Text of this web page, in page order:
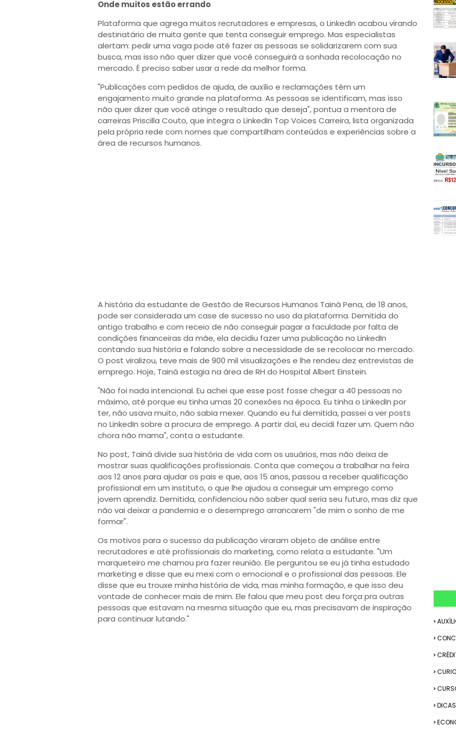
Onde muitos estão errando
Plataforma que agrega muitos recrutadores e empresas, o LinkedIn acabou virando
destinatário de muita gente que tenta conseguir emprego. Mas especialistas
alertam: pedir uma vaga pode até fazer as pessoas se solidarizarem com sua
busca, mas isso não quer dizer que você conseguirá a sonhada recolocação no
mercado. É preciso saber usar a rede da melhor forma.
"Publicações com pedidos de ajuda, de auxílio e reclamações têm um
engajamento muito grande na plataforma. As pessoas se identificam, mas isso
não quer dizer que você atinge o resultado que deseja", pontua a mentora de
carreiras Priscilla Couto, que integra o LinkedIn Top Voices Carreira, lista organizada
pela própria rede com nomes que compartilham conteúdos e experiências sobre a
área de recursos humanos.
A história da estudante de Gestão de Recursos Humanos Tainá Pena, de 18 anos,
pode ser considerada um case de sucesso no uso da plataforma. Demitida do
antigo trabalho e com receio de não conseguir pagar a faculdade por falta de
condições financeiras da mãe, ela decidiu fazer uma publicação no LinkedIn
contando sua história e falando sobre a necessidade de se recolocar no mercado.
O post viralizou, teve mais de 900 mil visualizações e lhe rendeu dez entrevistas de
emprego. Hoje, Tainá estagia na área de RH do Hospital Albert Einstein.
"Não foi nada intencional. Eu achei que esse post fosse chegar a 40 pessoas no
máximo, até porque eu tinha umas 20 conexões na época. Eu tinha o LinkedIn por
ter, não usava muito, não sabia mexer. Quando eu fui demitida, passei a ver posts
no LinkedIn sobre a procura de emprego. A partir daí, eu decidi fazer um. Quem não
chora não mama", conta a estudante.
No post, Tainá divide sua história de vida com os usuários, mas não deixa de
mostrar suas qualificações profissionais. Conta que começou a trabalhar na feira
aos 12 anos para ajudar os pais e que, aos 15 anos, passou a receber qualificação
profissional em um instituto, o que lhe ajudou a conseguir um emprego como
jovem aprendiz. Demitida, confidenciou não saber qual seria seu futuro, mas diz que
não vai deixar a pandemia e o desemprego arrancarem "de mim o sonho de me
formar".
Os motivos para o sucesso da publicação viraram objeto de análise entre
recrutadores e até profissionais do marketing, como relata a estudante. "Um
marqueteiro me chamou pra fazer reunião. Ele perguntou se eu já tinha estudado
marketing e disse que eu mexi com o emocional e o profissional das pessoas. Ele
disse que eu trouxe minha história de vida, mas minha formação, e que isso deu
vontade de conhecer mais de mim. Ele falou que meu post deu força pra outras
pessoas que estavam na mesma situação que eu, mas precisavam de inspiração
para continuar lutando."
DICAS